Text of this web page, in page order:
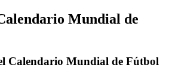
Mundial de
Calendario Mundial de Fútbol